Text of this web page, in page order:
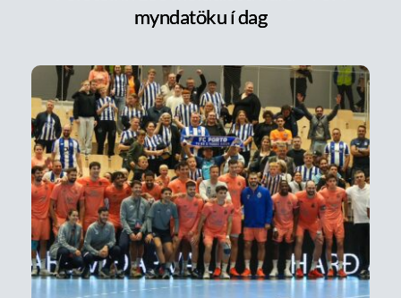
myndatöku í dag